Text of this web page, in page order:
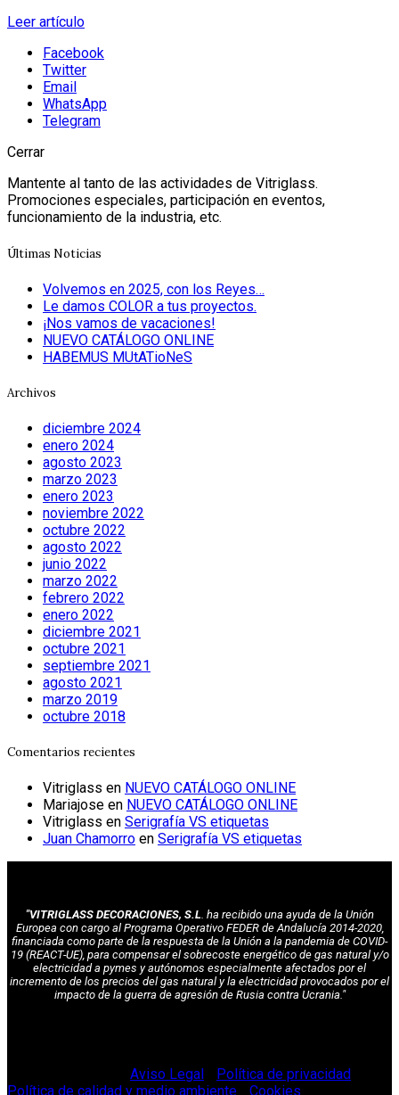
Leer artículo
Facebook
Twitter
Email
WhatsApp
Telegram
Cerrar
Mantente al tanto de las actividades de Vitriglass.
Promociones especiales, participación en eventos,
funcionamiento de la industria, etc.
Últimas Noticias
Volvemos en 2025, con los Reyes…
Le damos COLOR a tus proyectos.
¡Nos vamos de vacaciones!
NUEVO CATÁLOGO ONLINE
HABEMUS MUtATioNeS
Archivos
diciembre 2024
enero 2024
agosto 2023
marzo 2023
enero 2023
noviembre 2022
octubre 2022
agosto 2022
junio 2022
marzo 2022
febrero 2022
enero 2022
diciembre 2021
octubre 2021
septiembre 2021
agosto 2021
marzo 2019
octubre 2018
Comentarios recientes
Vitriglass en NUEVO CATÁLOGO ONLINE
Mariajose en NUEVO CATÁLOGO ONLINE
Vitriglass en Serigrafía VS etiquetas
Juan Chamorro en Serigrafía VS etiquetas
"VITRIGLASS DECORACIONES, S.L. ha recibido una ayuda de la Unión
Europea con cargo al Programa Operativo FEDER de Andalucía 2014-2020,
financiada como parte de la respuesta de la Unión a la pandemia de COVID-
19 (REACT-UE), para compensar el sobrecoste energético de gas natural y/o
electricidad a pymes y autónomos especialmente afectados por el
incremento de los precios del gas natural y la electricidad provocados por el
impacto de la guerra de agresión de Rusia contra Ucrania."
Aviso Legal Política de privacidad
Política de calidad y medio ambiente
Cookies